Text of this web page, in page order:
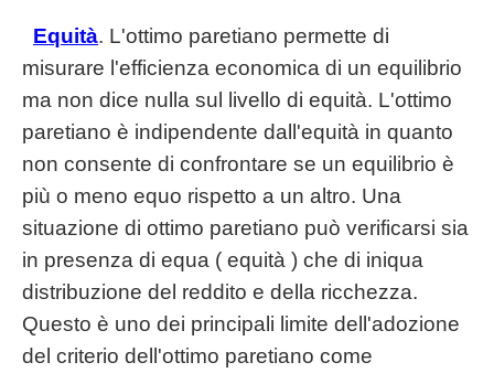
Equità. L'ottimo paretiano permette di
misurare l'efficienza economica di un equilibrio
ma non dice nulla sul livello di equità. L'ottimo
paretiano è indipendente dall'equità in quanto
non consente di confrontare se un equilibrio è
più o meno equo rispetto a un altro. Una
situazione di ottimo paretiano può verificarsi sia
in presenza di equa ( equità ) che di iniqua
distribuzione del reddito e della ricchezza.
Questo è uno dei principali limite dell'adozione
del criterio dell'ottimo paretiano come